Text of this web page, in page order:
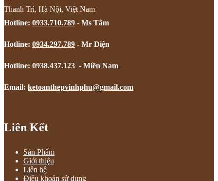
Thanh Trì, Hà Nội, Việt Nam
Hotline: 0933.710.789 - Ms Tâm
Hotline: 0934.297.789 - Mr Diện
Hotline: 0938.437.123 - Miền Nam
Email: ketoanthepvinhphu@gmail.com
Liên Kết
Sản Phẩm
Giới thiệu
Liên hệ
Điều khoản sử dụng